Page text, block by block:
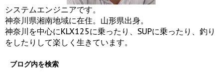
システムエンジニアです。
神奈川県湘南地域に在住。山形県出身。
神奈川を中心にKLX125に乗ったり、SUPに乗ったり、釣り
をしたりして楽しく生きています。
ブログ内を検索